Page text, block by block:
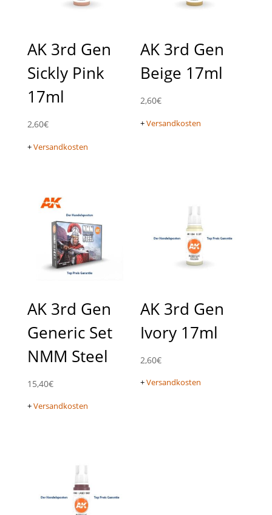
AK 3rd Gen
Sickly Pink
17ml
2,60€
+Versandkosten
AK 3rd Gen
Beige 17ml
2,60€
+Versandkosten
AK 3rd Gen
Generic Set
NMM Steel
15,40€
+Versandkosten
AK 3rd Gen
Ivory 17ml
2,60€
+Versandkosten